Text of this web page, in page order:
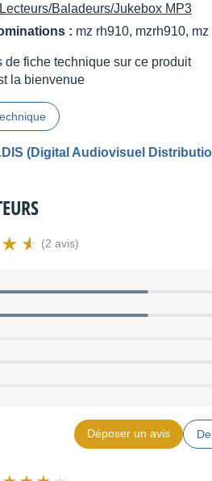
Lecteurs/Baladeurs/Jukebox MP3
: mz rh910, mzrh910, mz
de fiche technique sur ce produit
la bienvenue
(Digital Audiovisuel
(2 avis)
Déposer un avis